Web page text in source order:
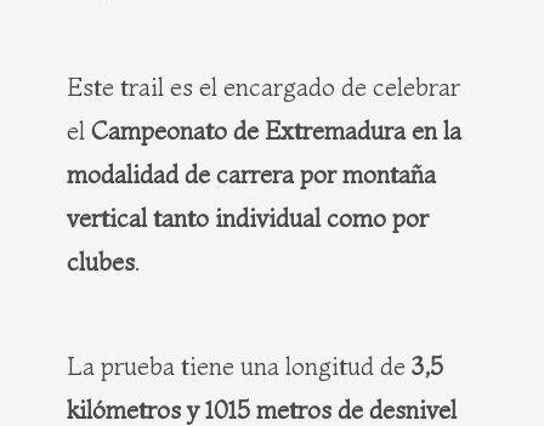
Este trail es el encargado de celebrar
el Campeonato de Extremadura en la
modalidad de carrera por montaña
vertical tanto individual como por
clubes.
La prueba tiene una longitud de 3,5
kilómetros y 1015 metros de desnivel